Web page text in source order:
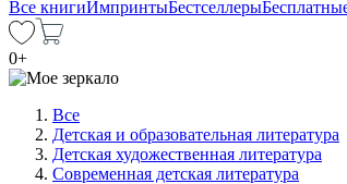
Все книгиИмпринтыБестселлеры
0+
Все
Детская и образовательная литература
Детская художественная литература
Современная детская литература